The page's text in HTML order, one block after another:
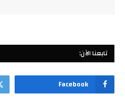
تابعنا الآن:
Facebook